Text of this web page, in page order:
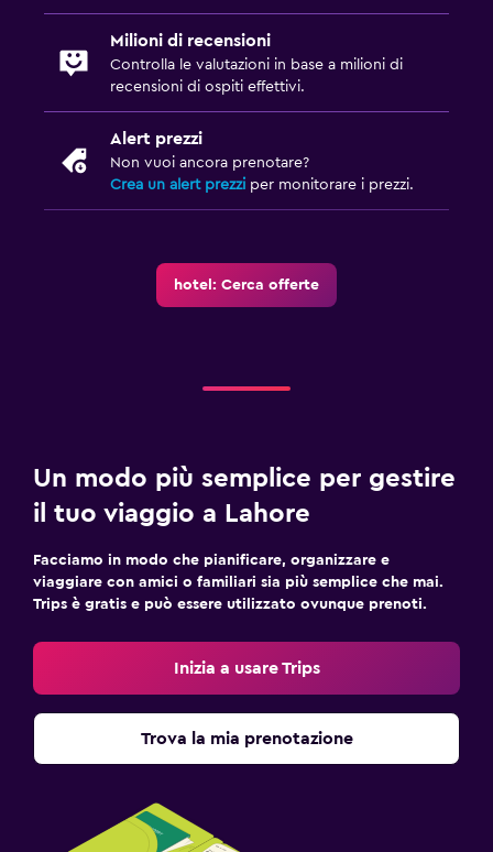
Milioni di recensioni
Controlla le valutazioni in base a milioni di
recensioni di ospiti effettivi.
Alert prezzi
Non vuoi ancora prenotare?
Crea un alert prezzi per monitorare i prezzi.
hotel: Cerca offerte
Un modo più semplice per gestire
il tuo viaggio a Lahore
Facciamo in modo che pianificare, organizzare e
viaggiare con amici o familiari sia più semplice che mai.
Trips è gratis e può essere utilizzato ovunque prenoti.
Inizia a usare Trips
Trova la mia prenotazione